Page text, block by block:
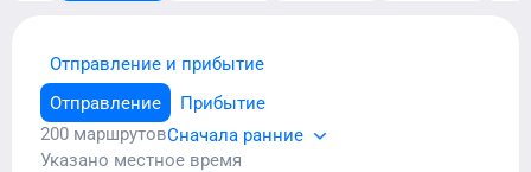
Отправление и прибытие
Отправление
Прибытие
200 маршрутовСначала ранние
Указано местное время